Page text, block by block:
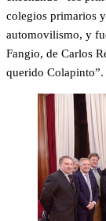
colegios primarios
automovilismo, y
Fangio, de Carlos
querido Colapinto”.